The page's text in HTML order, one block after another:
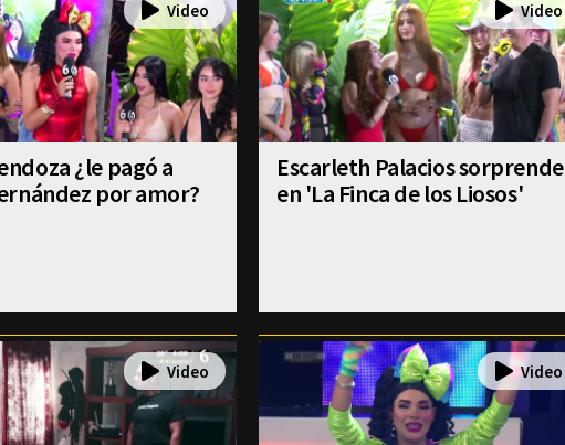
¿le pagó a
por amor?
Escarleth Palacios sorprende
en 'La Finca de los Liosos'